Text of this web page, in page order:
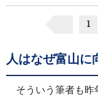
1
人はなぜ富山に
そういう筆者も